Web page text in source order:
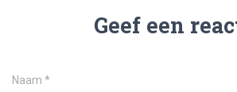
Geef een
Naam *